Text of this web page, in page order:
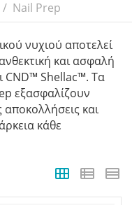
/ Nail Prep
νυχιού αποτελεί
και ασφαλή
CND™ Shellac™. Τα
εξασφαλίζουν
και
κάθε